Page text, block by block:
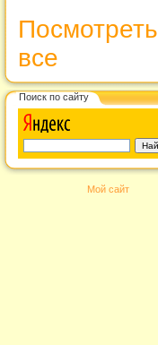
Посмотреть
все
Поиск по сайту
Мой сайт